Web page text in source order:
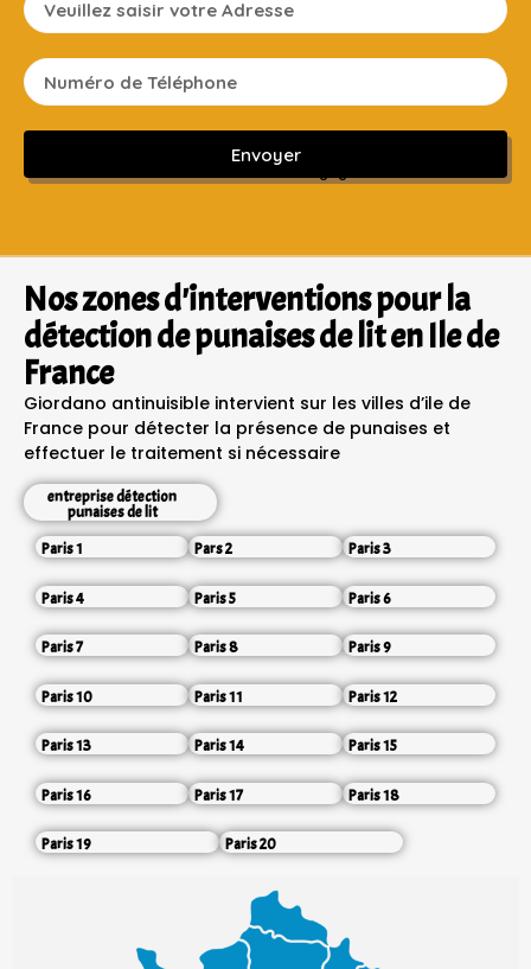
Envoyer
Sans engagement ni frais cachés
Nos zones d'interventions pour la
détection de punaises de lit en Ile de
France
Giordano antinuisible intervient sur les villes d’ile de
France pour détecter la présence de punaises et
effectuer le traitement si nécessaire
entreprise détection
punaises de lit
Paris 1
Pars 2 Paris 3
Paris 4 Paris 5 Paris 6
Paris 7 Paris 8 Paris 9
Paris 10 Paris 11 Paris 12
Paris 13 Paris 14 Paris 15
Paris 16 Paris 17 Paris 18
Paris 19 Paris 20